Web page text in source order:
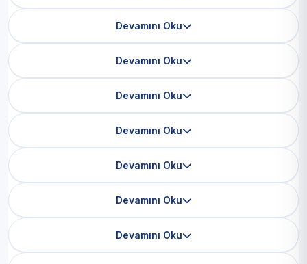
Devamını Oku
Devamını Oku
Devamını Oku
Devamını Oku
Devamını Oku
Devamını Oku
Devamını Oku